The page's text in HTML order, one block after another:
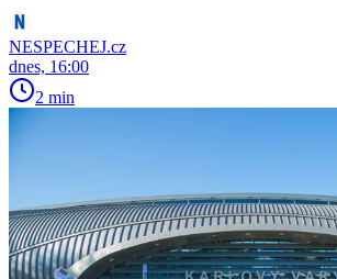
NESPECHEJ.cz
dnes, 16:00
2 min